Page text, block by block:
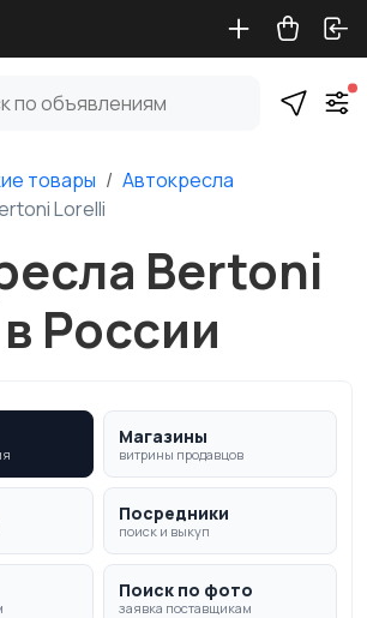
товары
Автокресла
Lorelli
Bertoni
России
Магазины
витрины продавцов
Посредники
поиск и выкуп
Поиск по фото
заявка поставщикам